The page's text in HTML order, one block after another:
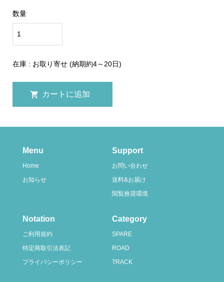
数量
在庫 : お取り寄せ (納期約4～20日)
Menu
Home
お知らせ
Support
お問い合わせ
送料&お届け
閲覧推奨環境
Notation
ご利用規約
特定商取引法表記
プライバシーポリシー
Category
SPARE
ROAD
TRACK